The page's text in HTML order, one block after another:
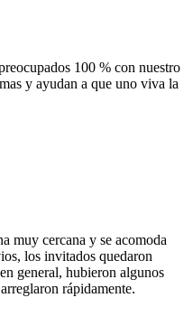
100 % con nuestro
y ayudan a que uno viva la
muy cercana y se acomoda
los invitados quedaron
general, hubieron algunos
rápidamente.